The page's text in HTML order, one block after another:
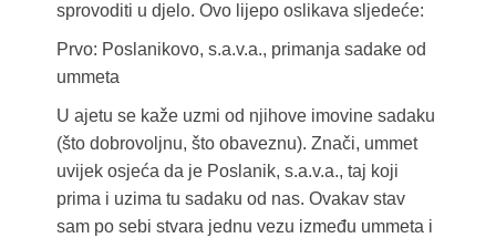
sprovoditi u djelo. Ovo lijepo oslikava sljedeće:
Prvo: Poslanikovo, s.a.v.a., primanja sadake od
ummeta
U ajetu se kaže uzmi od njihove imovine sadaku
(što dobrovoljnu, što obaveznu). Znači, ummet
uvijek osjeća da je Poslanik, s.a.v.a., taj koji
prima i uzima tu sadaku od nas. Ovakav stav
sam po sebi stvara jednu vezu između ummeta i